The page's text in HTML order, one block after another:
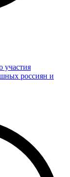
участия
россиян и